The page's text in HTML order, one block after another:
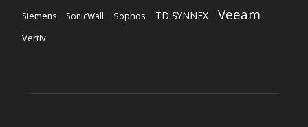
Siemens SonicWall Sophos TD SYNNEX Veeam
Vertiv